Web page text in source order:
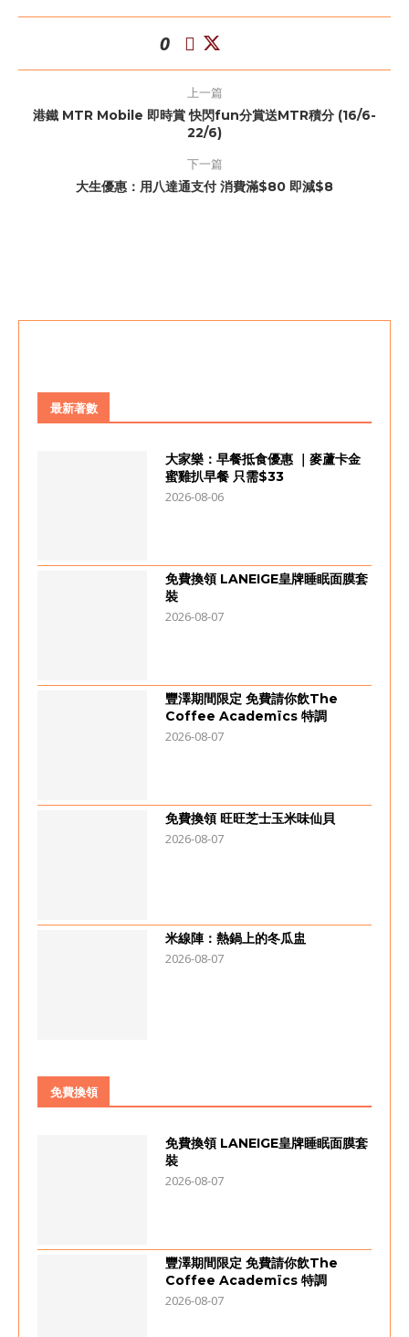
0
上一篇
港鐵 MTR Mobile 即時賞 快閃fun分賞送MTR積分 (16/6-
22/6)
下一篇
大生優惠：用八達通支付 消費滿$80 即減$8
最新著數
大家樂：早餐抵食優惠 ｜麥蘆卡金
蜜雞扒早餐 只需$33
2026-08-06
免費換領 LANEIGE皇牌睡眠面膜套
裝
2026-08-07
豐澤期間限定 免費請你飲The
Coffee Academïcs 特調
2026-08-07
免費換領 旺旺芝士玉米味仙貝
2026-08-07
米線陣：熱鍋上的冬瓜盅
2026-08-07
免費換領
免費換領 LANEIGE皇牌睡眠面膜套
裝
2026-08-07
豐澤期間限定 免費請你飲The
Coffee Academïcs 特調
2026-08-07